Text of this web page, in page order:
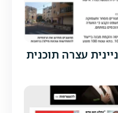
עצרה תוכנית